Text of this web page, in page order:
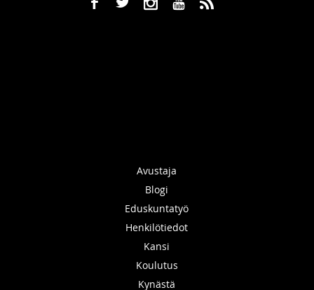
b a x r ,
Avustaja
Blogi
Eduskuntatyö
Henkilötiedot
Kansi
Koulutus
Kynästä